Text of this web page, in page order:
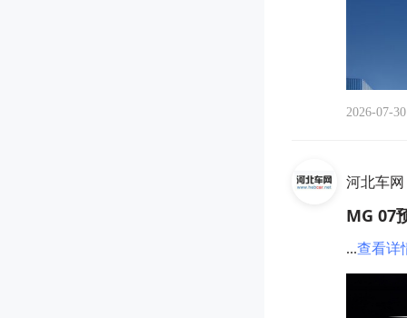
2026-07-30
河北车网
MG 07
...查看详